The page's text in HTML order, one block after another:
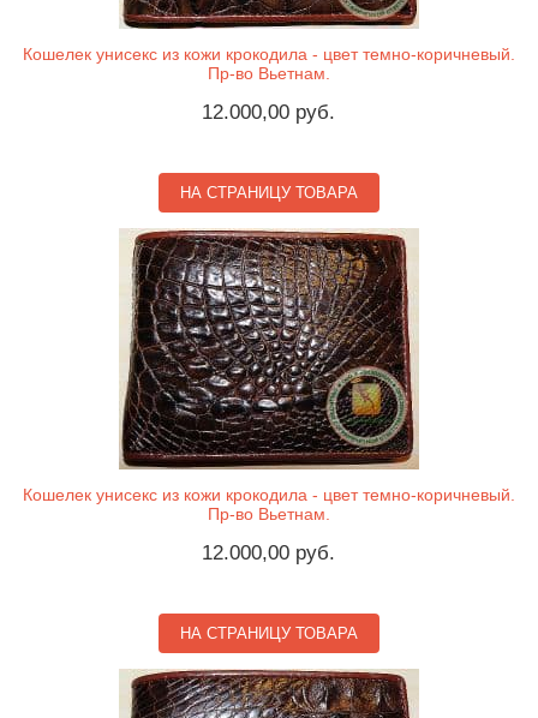
Кошелек унисекс из кожи крокодила - цвет темно-коричневый.
Пр-во Вьетнам.
12.000,00 руб.
НА СТРАНИЦУ ТОВАРА
Кошелек унисекс из кожи крокодила - цвет темно-коричневый.
Пр-во Вьетнам.
12.000,00 руб.
НА СТРАНИЦУ ТОВАРА